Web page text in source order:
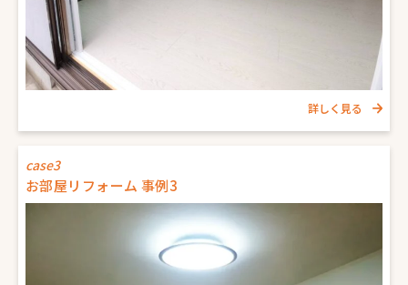
詳しく見る
case3
お部屋リフォーム 事例3